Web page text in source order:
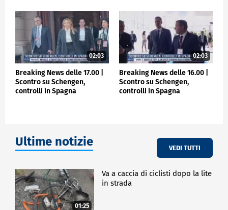
02:03
Breaking News delle 17.00 |
Scontro su Schengen,
controlli in Spagna
02:03
Breaking News delle 16.00 |
Scontro su Schengen,
controlli in Spagna
Ultime notizie VEDI TUTTI
01:25
Va a caccia di ciclisti dopo la lite
in strada